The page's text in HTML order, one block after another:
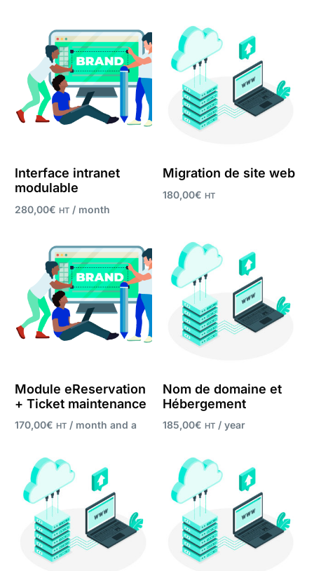
Interface intranet
modulable
280,00€ HT / month
Migration de site web
180,00€ HT
Module eReservation
+ Ticket maintenance
170,00€ HT / month and a
Register now
Nom de domaine et
Hébergement
185,00€ HT / year